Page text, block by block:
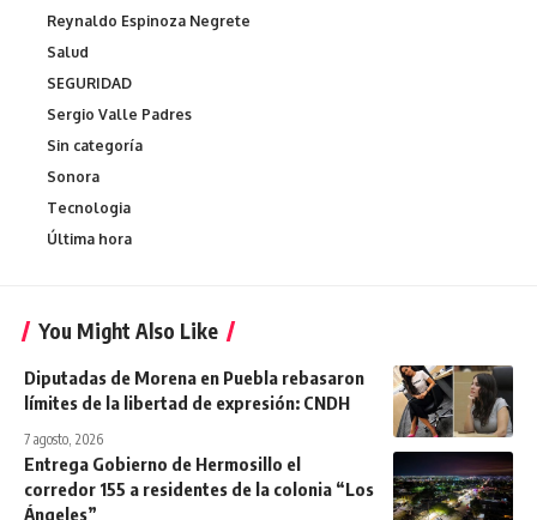
Reynaldo Espinoza Negrete
Salud
SEGURIDAD
Sergio Valle Padres
Sin categoría
Sonora
Tecnologia
Última hora
You Might Also Like
Diputadas de Morena en Puebla rebasaron
límites de la libertad de expresión: CNDH
7 agosto, 2026
Entrega Gobierno de Hermosillo el
corredor 155 a residentes de la colonia “Los
Ángeles”